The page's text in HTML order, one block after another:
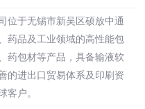
位于无锡市新吴区硕放中通
药品及工业领域的高性能包
药包材等产品，具备输液软
的进出口贸易体系及印刷资
客户。